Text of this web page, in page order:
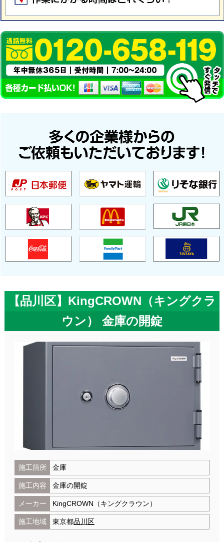
【品川区】KingCROWN（キングクラ
ウン） 金庫の開錠
施工箇所 金庫
施工内容 金庫の開錠
メーカー KingCROWN（キングクラウン）
施工地域 東京都品川区